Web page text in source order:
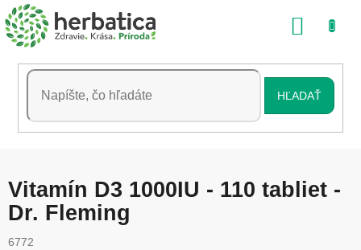
Prejsť
na
obsah
HĽADAŤ
Vitamín D3 1000IU - 110 tabliet -
Dr. Fleming
6772